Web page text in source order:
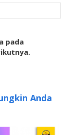
pada
Anda